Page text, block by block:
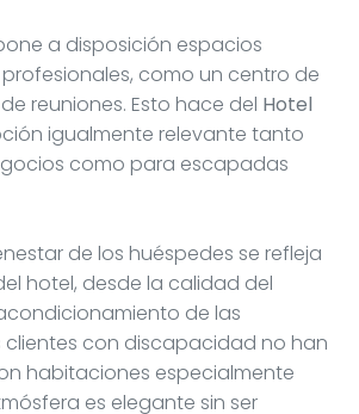
a disposición espacios
como un centro de
reuniones. Esto hace del Hotel
igualmente relevante tanto
como para escapadas
de los huéspedes se refleja
hotel, desde la calidad del
de las
clientes con discapacidad no han
habitaciones especialmente
es elegante sin ser